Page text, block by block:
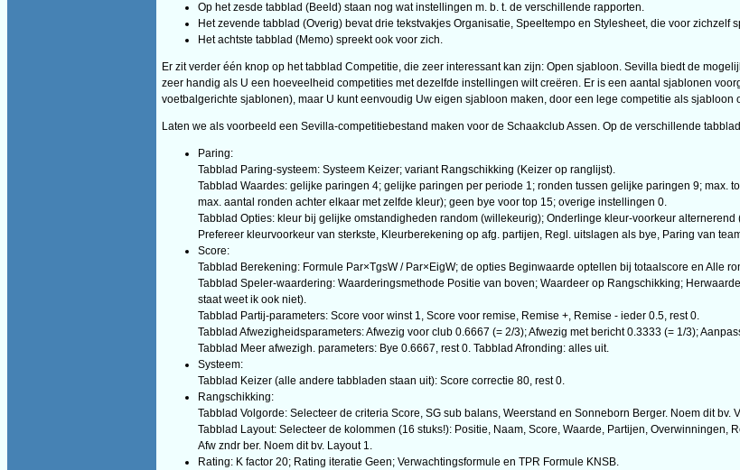
Op het zesde tabblad (Beeld) staan nog wat instellingen m. b. t. de verschillende rapporten.
Het zevende tabblad (Overig) bevat drie tekstvakjes Organisatie, Speeltempo en Stylesheet, die voor
Het achtste tabblad (Memo) spreekt ook voor zich.
Er zit verder één knop op het tabblad Competitie, die zeer interessant kan zijn: Open sjabloon. Sevilla biedt de
zeer handig als U een hoeveelheid competities met dezelfde instellingen wilt creëren. Er is een aantal sjablonen
voetbalgerichte sjablonen), maar U kunt eenvoudig Uw eigen sjabloon maken, door een lege competitie als sjabloon
Laten we als voorbeeld een Sevilla-competitiebestand maken voor de Schaakclub Assen. Op de verschillende
Paring:
Tabblad Paring-systeem: Systeem Keizer; variant Rangschikking (Keizer op ranglijst).
Tabblad Waardes: gelijke paringen 4; gelijke paringen per periode 1; ronden tussen gelijke paringen 9; max.
max. aantal ronden achter elkaar met zelfde kleur); geen bye voor top 15; overige instellingen 0.
Tabblad Opties: kleur bij gelijke omstandigheden random (willekeurig); Onderlinge kleur-voorkeur
Prefereer kleurvoorkeur van sterkste, Kleurberekening op afg. partijen, Regl. uitslagen als bye, Paring van
Score:
Tabblad Berekening: Formule Par×TgsW / Par×EigW; de opties Beginwaarde optellen bij totaalscore en Alle
Tabblad Speler-waardering: Waarderingsmethode Positie van boven; Waardeer op Rangschikking;
staat weet ik ook niet).
Tabblad Partij-parameters: Score voor winst 1, Score voor remise, Remise +, Remise - ieder 0.5, rest 0.
Tabblad Afwezigheidsparameters: Afwezig voor club 0.6667 (= 2/3); Afwezig met bericht 0.3333 (= 1/3);
Tabblad Meer afwezigh. parameters: Bye 0.6667, rest 0. Tabblad Afronding: alles uit.
Systeem:
Tabblad Keizer (alle andere tabbladen staan uit): Score correctie 80, rest 0.
Rangschikking:
Tabblad Volgorde: Selecteer de criteria Score, SG sub balans, Weerstand en Sonneborn Berger. Noem dit bv.
Tabblad Layout: Selecteer de kolommen (16 stuks!): Positie, Naam, Score, Waarde, Partijen,
Afw zndr ber. Noem dit bv. Layout 1.
Rating: K factor 20; Rating iteratie Geen; Verwachtingsformule en TPR Formule KNSB.